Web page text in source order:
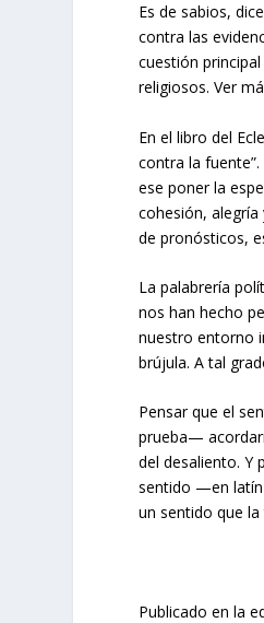
Es de sabios,
contra las
cuestión
religiosos. Ver
En el libro del
contra la
ese poner la
cohesión,
de pronósticos,
La palabrería
nos han hecho
nuestro entorno
brújula. A tal
Pensar que el
prueba—
del desaliento. Y
sentido —en
un sentido que la
Publicado en la